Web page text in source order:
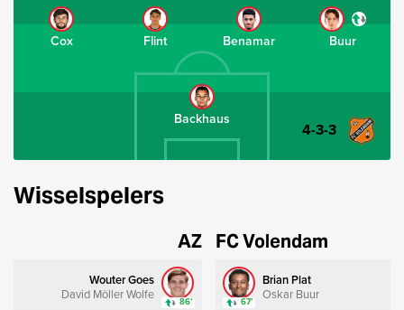
Backhaus
Buur
Benamar
Flint
Cox
4-3-3
Wisselspelers
AZ
Wouter Goes
David Möller Wolfe
86’
FC Volendam
Brian Plat
Oskar Buur
67’